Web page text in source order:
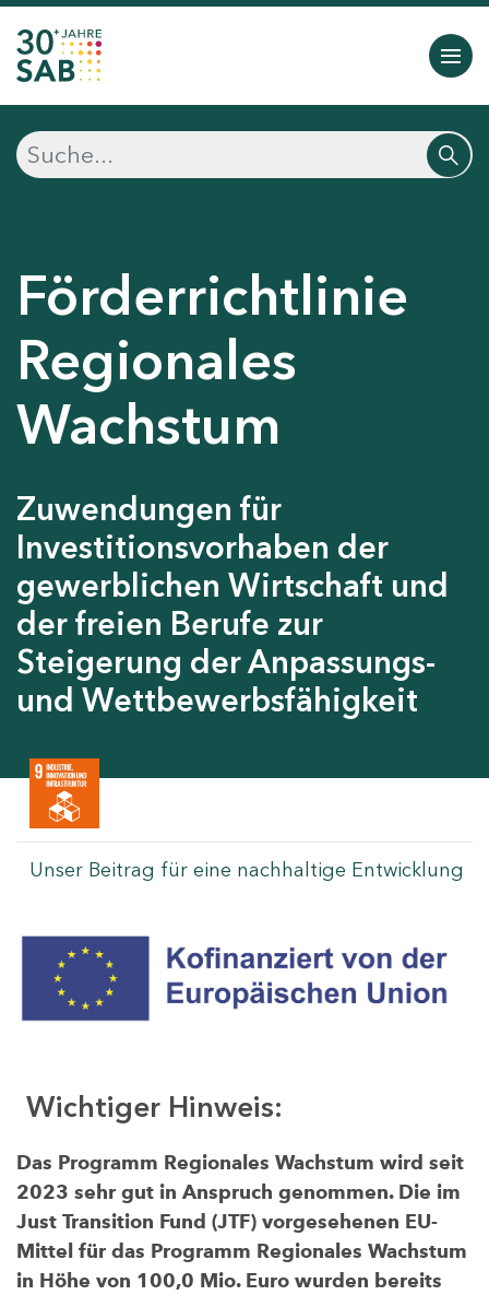
Förderrichtlinie
Regionales
Wachstum
Zuwendungen für
Investitionsvorhaben der
gewerblichen Wirtschaft und
der freien Berufe zur
Steigerung der Anpassungs-
und Wettbewerbsfähigkeit
Unser Beitrag für eine nachhaltige Entwicklung
Wichtiger Hinweis:
Das Programm Regionales Wachstum wird seit
2023 sehr gut in Anspruch genommen. Die im
Just Transition Fund (JTF) vorgesehenen EU-
Mittel für das Programm Regionales Wachstum
in Höhe von 100,0 Mio. Euro wurden bereits